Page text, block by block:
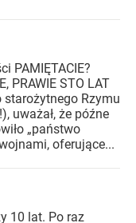
PAMIĘTACIE?
PRAWIE STO LAT
starożytnego Rzymu
uważał, że późne
„państwo
oferujące...
10 lat. Po raz